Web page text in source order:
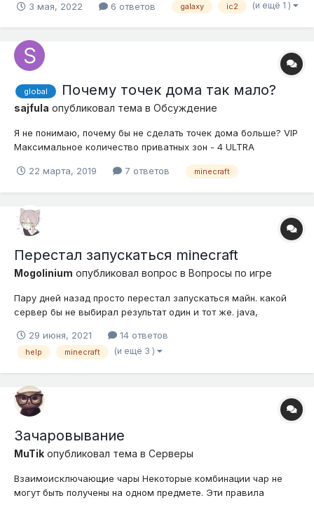
мод, так как я привык к голосованиям и быстрому старту с
craft. Хотел бы видет...
3 мая, 2022 6 ответов galaxy ic2 (и ещё 1 )
global Почему точек дома так мало?
sajfula опубликовал тема в Обсуждение
Я не понимаю, почему бы не сделать точек дома больше? VIP
Максимальное количество приватных зон - 4 ULTRA
Максимальное количество точек дома - 5 ULTRA
22 марта, 2019 7 ответов minecraft
Перестал запускаться minecraft
Mogolinium опубликовал вопрос в Вопросы по игре
Пару дней назад просто перестал запускаться майн. какой
сервер бы не выбирал результат один и тот же. java,
старое, кэш чищен. браудмэр и антивирус для лаунчера
лучшие друзья, трафик с сервера идёт как по vip каналу. Всё
29 июня, 2021 14 ответов
help minecraft (и ещё 3 )
Зачаровывание
MuTik опубликовал тема в Серверы
Взаимоисключающие чары Некоторые комбинации чар не
могут быть получены на одном предмете. Эти правила